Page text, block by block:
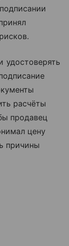
удостоверять
расчёты
продавец
цену
причины